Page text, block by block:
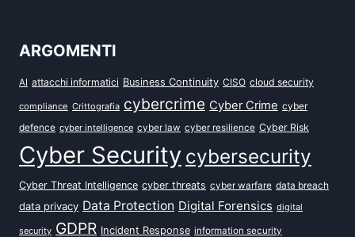
ARGOMENTI
AI attacchi informatici Business Continuity CISO cloud security
compliance Crittografia cybercrime Cyber Crime cyber
defence cyber intelligence cyber law cyber resilience Cyber Risk
Cyber Security cybersecurity
Cyber Threat Intelligence cyber threats cyber warfare data breach
data privacy Data Protection Digital Forensics digital
security GDPR Incident Response information security